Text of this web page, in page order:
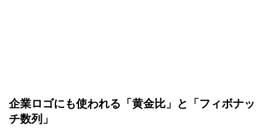
企業ロゴにも使われる「黄金比」と「フィボナッ
チ数列」